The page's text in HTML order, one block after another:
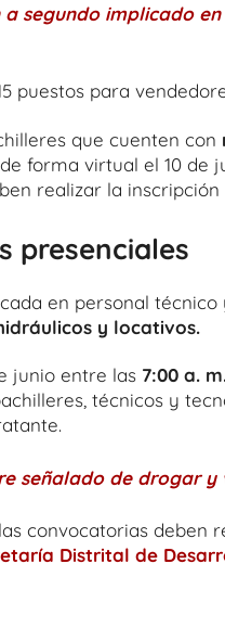
a segundo implicado
puestos para
que cuenten con
forma virtual el 10 de
realizar la
presenciales
en personal técnico
y locativos.
junio entre las 7:00 a.
técnicos y
señalado de drogar
convocatorias deben
Distrital de